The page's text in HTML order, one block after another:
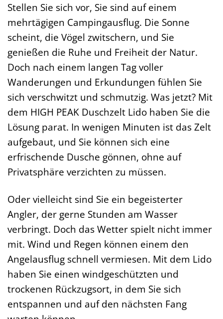
Stellen Sie sich vor, Sie sind auf einem
mehrtägigen Campingausflug. Die Sonne
scheint, die Vögel zwitschern, und Sie
genießen die Ruhe und Freiheit der Natur.
Doch nach einem langen Tag voller
Wanderungen und Erkundungen fühlen Sie
sich verschwitzt und schmutzig. Was jetzt? Mit
dem HIGH PEAK Duschzelt Lido haben Sie die
Lösung parat. In wenigen Minuten ist das Zelt
aufgebaut, und Sie können sich eine
erfrischende Dusche gönnen, ohne auf
Privatsphäre verzichten zu müssen.
Oder vielleicht sind Sie ein begeisterter
Angler, der gerne Stunden am Wasser
verbringt. Doch das Wetter spielt nicht immer
mit. Wind und Regen können einem den
Angelausflug schnell vermiesen. Mit dem Lido
haben Sie einen windgeschützten und
trockenen Rückzugsort, in dem Sie sich
entspannen und auf den nächsten Fang